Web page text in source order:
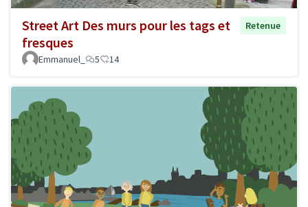
Street Art Des murs pour les tags et
fresques
Retenue
Emmanuel_ 5 14